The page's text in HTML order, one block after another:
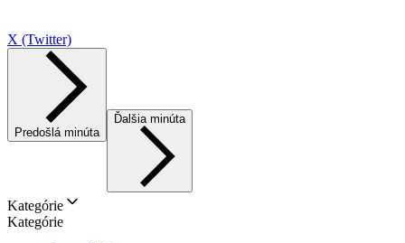
X (Twitter)
Predošlá minúta
Ďalšia minúta
Kategórie
Kategórie